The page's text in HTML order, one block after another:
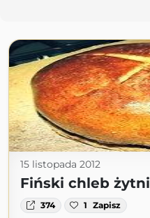
15 listopada 2012
Fiński chleb żytni
374 1 Zapisz